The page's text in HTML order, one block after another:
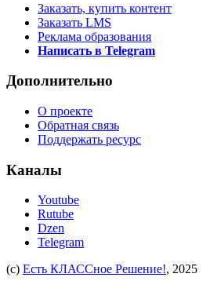
Заказать, купить контент
Заказать LMS
Реклама образования
Написать в Telegram
Дополнительно
О проекте
Обратная связь
Поддержать ресурс
Каналы
Youtube
Rutube
Dzen
Telegram
(c) Есть КЛАССное Решение!, 2025